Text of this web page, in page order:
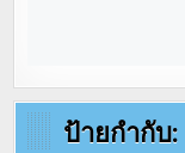
ป้ายกำกับ: